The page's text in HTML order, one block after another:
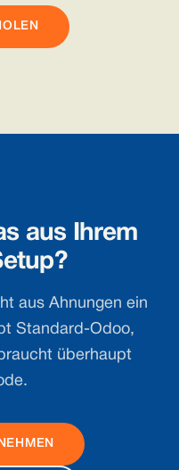
aus Ihrem
aus Ahnungen ein
Standard-Odoo,
überhaupt